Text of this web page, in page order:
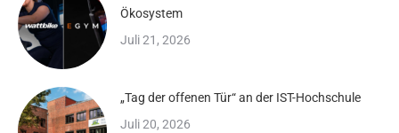
Ökosystem
Juli 21, 2026
„Tag der offenen Tür“ an der IST-Hochschule
Juli 20, 2026